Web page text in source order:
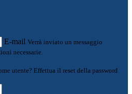
E-mail Verrà inviato un messaggio
necessarie.
utente? Effettua il reset della password